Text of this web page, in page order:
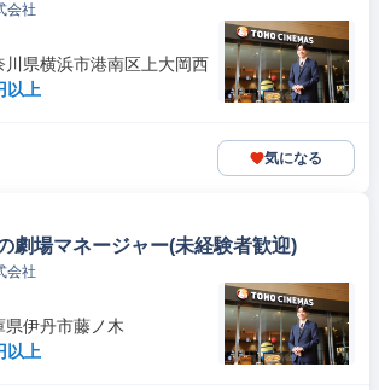
会社
県横浜市港南区上大岡西
以上
気になる
劇場マネージャー(未経験者歓迎)
会社
伊丹市藤ノ木
以上